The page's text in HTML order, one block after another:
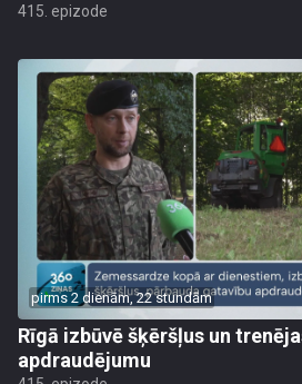
415. epizode
pirms 2 dienām, 22 stundām
Rīgā izbūvē šķēršļus un
apdraudējumu